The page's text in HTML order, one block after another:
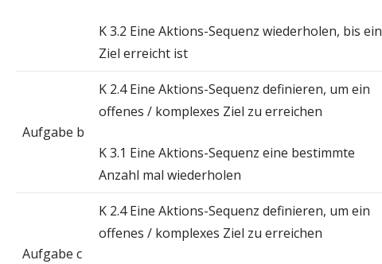
K 3.2 Eine Aktions-Sequenz wiederholen, bis ein
Ziel erreicht ist
Aufgabe b
K 2.4 Eine Aktions-Sequenz definieren, um ein
offenes / komplexes Ziel zu erreichen
K 3.1 Eine Aktions-Sequenz eine bestimmte
Anzahl mal wiederholen
Aufgabe c
K 2.4 Eine Aktions-Sequenz definieren, um ein
offenes / komplexes Ziel zu erreichen